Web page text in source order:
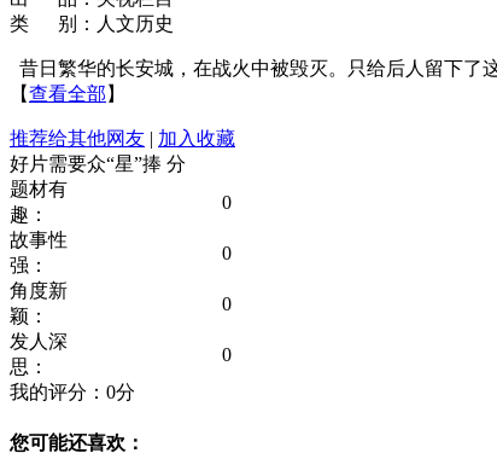
类 别：人文历史
昔日繁华的长安城，在战火中被毁灭。只给后人留下
【查看全部 】
推荐给其他网友 | 加入收藏
好片需要众“星”捧 分
题材有
趣：
0
故事性
强：
0
角度新
颖：
0
发人深
思：
0
我的评分： 0分
您可能还喜欢：